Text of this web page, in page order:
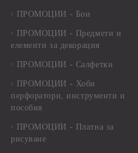
ПРОМОЦИИ - Бои
ПРОМОЦИИ - Предмети и
елементи за декорация
ПРОМОЦИИ - Салфетки
ПРОМОЦИИ - Хоби
перфоратори, инструменти и
пособия
ПРОМОЦИИ - Платна за
рисуване